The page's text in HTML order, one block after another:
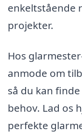
enkeltstående
projekter.
Hos
anmode om
så du kan
behov. Lad os
perfekte